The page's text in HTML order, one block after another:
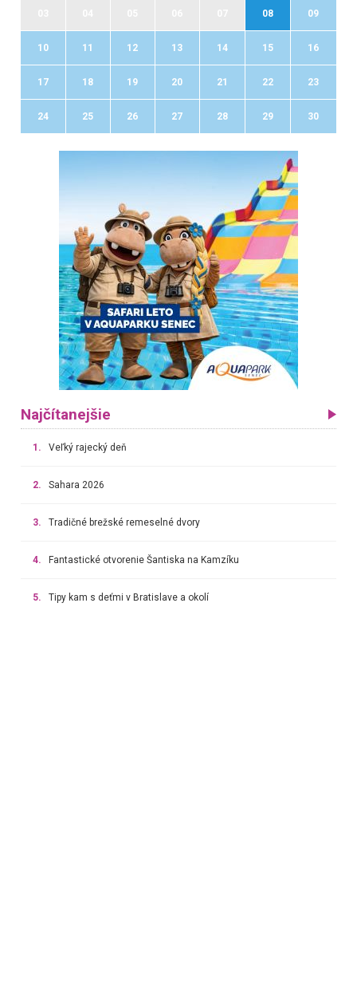
08 09
10 11 12 13 14 15 16
17 18 19 20 21 22 23
24 25 26 27 28 29 30
Najčítanejšie
1. Veľký rajecký deň
2. Sahara 2026
3. Tradičné brežské remeselné dvory
4. Fantastické otvorenie Šantiska na Kamzíku
5. Tipy kam s deťmi v Bratislave a okolí